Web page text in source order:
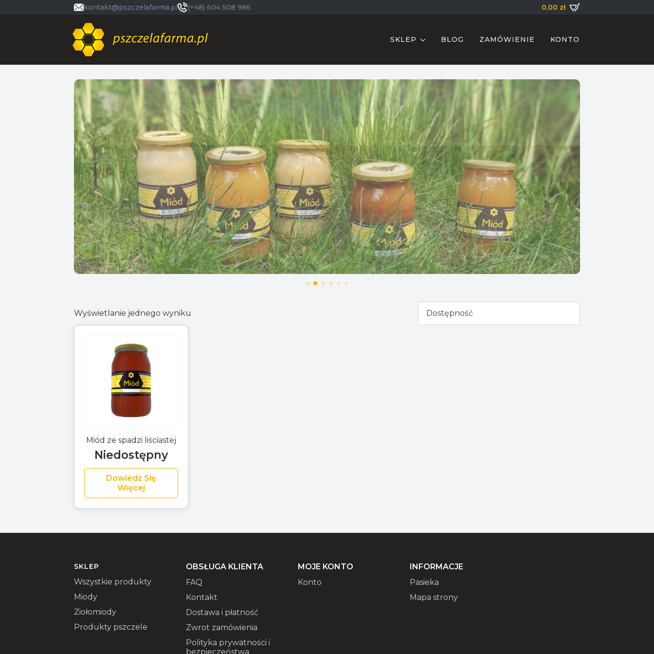
kontakt@pszczelafarma.pl (+48) 604 508 986 0,00 zł
SKLEP BLOG ZAMÓWIENIE KONTO
Wyświetlanie jednego wyniku
Miód ze spadzi liściastej
Niedostępny
Dowiedz Się
Więcej
SKLEP
Wszystkie produkty
Miody
Ziołomiody
Produkty pszczele
OBSŁUGA KLIENTA
FAQ
Kontakt
Dostawa i płatność
Zwrot zamówienia
Polityka prywatności i
bezpieczeństwa
MOJE KONTO
Konto
INFORMACJE
Pasieka
Mapa strony